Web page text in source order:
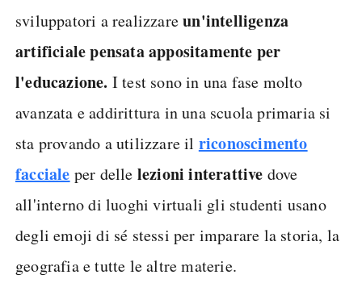
sviluppatori a realizzareun'intelligenza
artificiale pensata appositamente per
l'educazione. I test sono in una fase molto
avanzata e addirittura in una scuola primaria si
sta provando a utilizzare il riconoscimento
facciale per delle lezioni interattive dove
all'interno di luoghi virtuali gli studenti usano
degli emoji di sé stessi per imparare la storia, la
geografia e tutte le altre materie.